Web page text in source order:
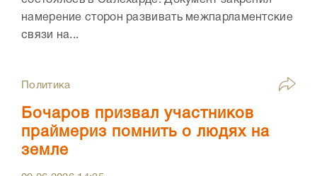
намерение сторон развивать межпарламентские
связи на...
Политика
Бочаров призвал участников
праймериз помнить о людях на
земле